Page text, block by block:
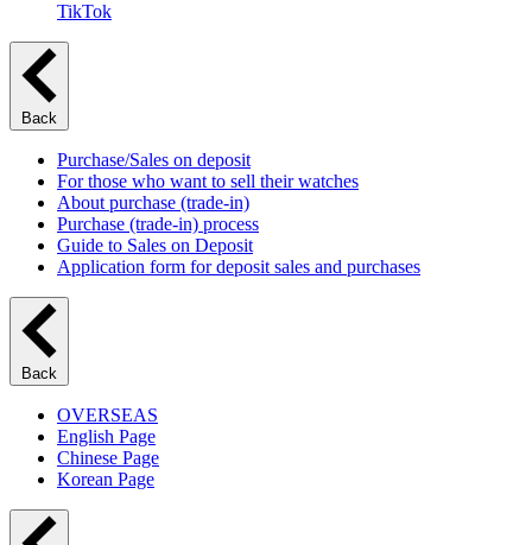
TikTok
Back
Purchase/Sales on deposit
For those who want to sell their watches
About purchase (trade-in)
Purchase (trade-in) process
Guide to Sales on Deposit
Application form for deposit sales and purchases
Back
OVERSEAS
English Page
Chinese Page
Korean Page